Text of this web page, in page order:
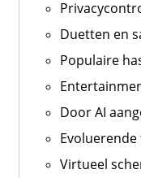
Duetten en
Populaire
Door AI
Virtueel